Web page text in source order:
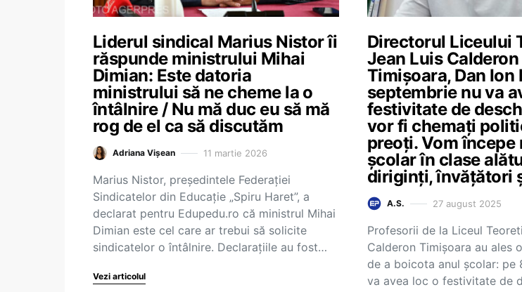
Liderul sindical Marius Nistor îi
răspunde ministrului Mihai
Dimian: Este datoria
ministrului să ne cheme la o
întâlnire / Nu mă duc eu să mă
rog de el ca să discutăm
Adriana Vișean 11 martie 2026
Marius Nistor, președintele Federației
Sindicatelor din Educație „Spiru Haret”, a
declarat pentru Edupedu.ro că ministrul Mihai
Dimian este cel care ar trebui să solicite
sindicatelor o întâlnire. Declarațiile au fost…
Vezi articolul
Directorul Liceului
Jean Luis
Timișoara, Dan Ion
septembrie nu va
festivitate de
vor fi chemați
preoți. Vom începe
școlar în clase
diriginți, învățători
A.S. 27 august 2025
Profesorii de la Liceul
Calderon Timișoara au ales
de a boicota anul școlar: pe
va avea loc o festivitate de